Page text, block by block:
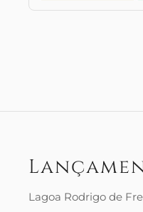
Lagoa Rodrigo de